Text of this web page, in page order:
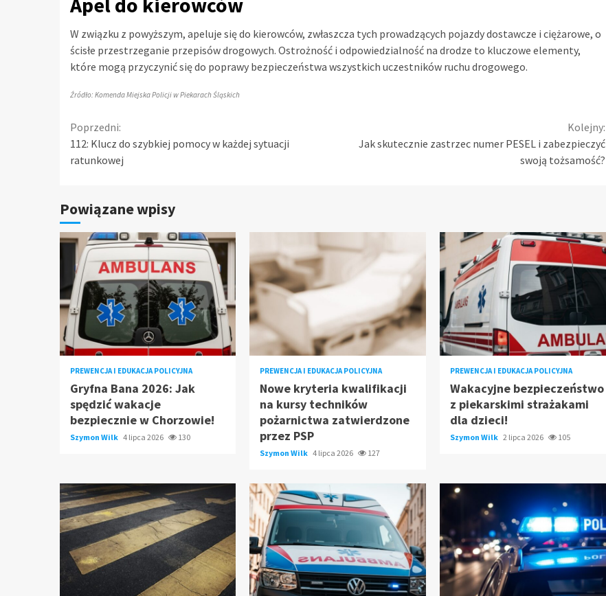
W związku z powyższym, apeluje się do kierowców, zwłaszcza tych prowadzących pojazdy dostawcze i ciężarowe, o
ścisłe przestrzeganie przepisów drogowych. Ostrożność i odpowiedzialność na drodze to kluczowe elementy,
które mogą przyczynić się do poprawy bezpieczeństwa wszystkich uczestników ruchu drogowego.
Źródło: Komenda Miejska Policji w Piekarach Śląskich
Continue
Reading
Poprzedni:
112: Klucz do szybkiej pomocy w każdej sytuacji
ratunkowej
Kolejny:
Jak skutecznie zastrzec numer PESEL i zabezpieczyć
swoją tożsamość?
Powiązane wpisy
PREWENCJA I EDUKACJA POLICYJNA
Gryfna Bana 2026: Jak
spędzić wakacje
bezpiecznie w Chorzowie!
Szymon Wilk 4 lipca 2026 130
PREWENCJA I EDUKACJA POLICYJNA
Nowe kryteria kwalifikacji
na kursy techników
pożarnictwa zatwierdzone
przez PSP
Szymon Wilk 4 lipca 2026 127
PREWENCJA I EDUKACJA POLICYJNA
Wakacyjne bezpieczeństwo
z piekarskimi strażakami
dla dzieci!
Szymon Wilk 2 lipca 2026 105